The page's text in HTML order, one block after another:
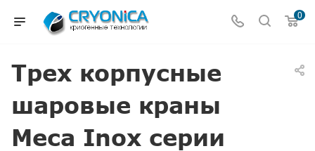
0
Трех корпусные
шаровые краны
Meca Inox серии